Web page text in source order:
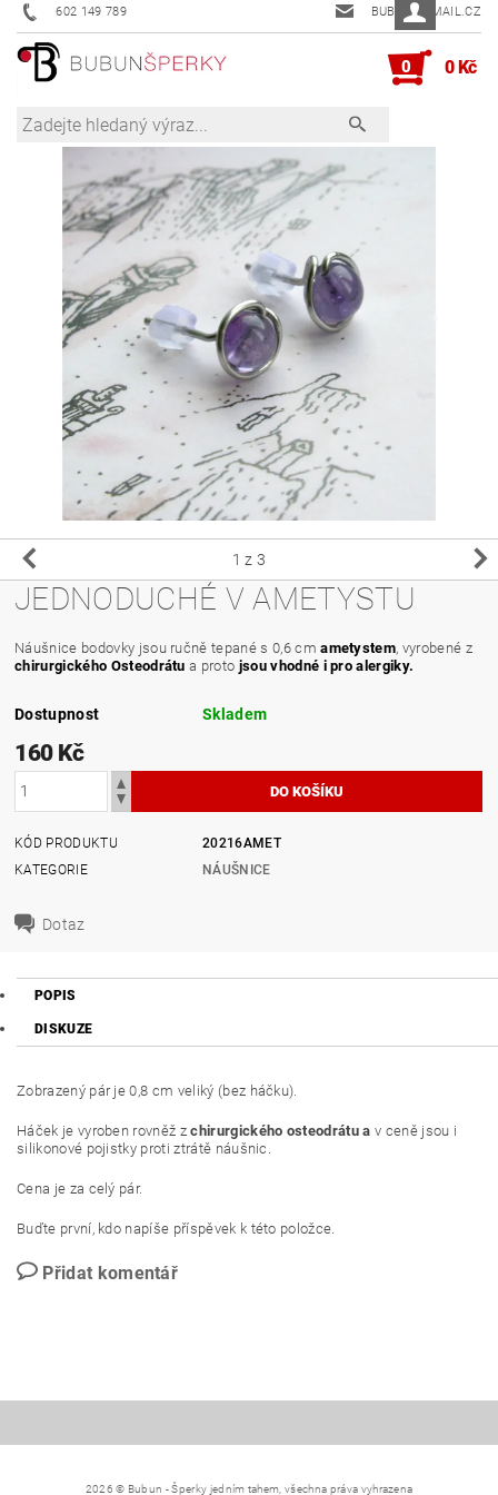
602 149 789 BUBUN@EMAIL.CZ
0 0 Kč
1 z 3
JEDNODUCHÉ V AMETYSTU
Náušnice bodovky jsou ručně tepané s 0,6 cmametystem, vyrobené z
chirurgického Osteodrátu a proto jsou vhodné i pro alergiky.
Dostupnost Skladem
160 Kč
KÓD PRODUKTU
20216AMET
KATEGORIE
NÁUŠNICE
Dotaz
POPIS
DISKUZE
Zobrazený pár je 0,8 cm veliký (bez háčku).
Háček je vyroben rovněž zchirurgického osteodrátu a v ceně jsou i
silikonové pojistky proti ztrátě náušnic.
Cena je za celý pár.
Buďte první, kdo napíše příspěvek k této položce.
Přidat komentář
2026 © Bubun - Šperky jedním tahem, všechna práva vyhrazena